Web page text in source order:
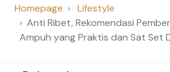
Homepage
Lifestyle
Anti Ribet, Rekomendasi
Ampuh yang Praktis dan Sat Set